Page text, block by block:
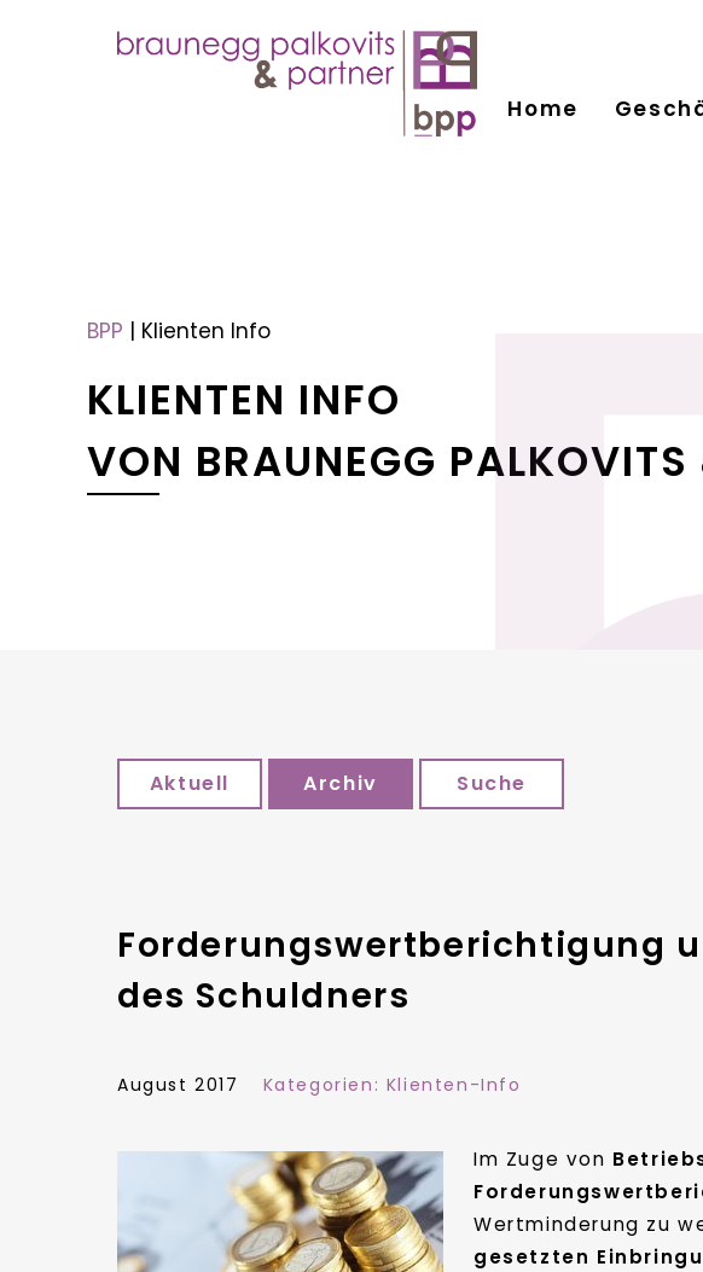
Home
BPP | Klienten Info
KLIENTEN INFO
VON BRAUNEGG PALKOVITS
Aktuell Archiv Suche
Forderungswertberichtigung
des Schuldners
August 2017 Kategorien: Klienten-Info
Im Zuge von
Wertminderung zu
gesetzten